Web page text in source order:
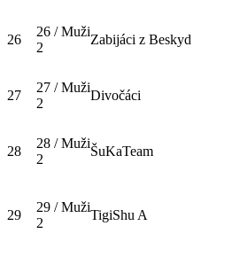
26
26 / Muži
2
Zabijáci z Beskyd
27
27 / Muži
2
Divočáci
28
28 / Muži
2
ŠuKaTeam
29
29 / Muži
2
TigiShu A